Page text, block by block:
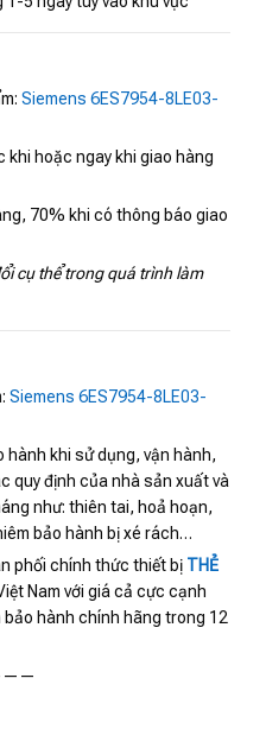
Siemens 6ES7954-8LE03-
khi hoặc ngay khi giao hàng
70% khi có thông báo giao
cụ thể trong quá trình làm
Siemens 6ES7954-8LE03-
khi sử dụng, vận hành,
quy định của nhà sản xuất và
như: thiên tai, hoả hoạn,
bảo hành bị xé rách…
phối chính thức thiết bị THẺ
Nam với giá cả cực cạnh
hành chính hãng trong 12